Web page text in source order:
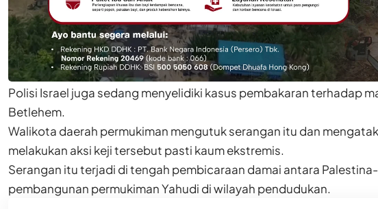
Polisi Israel juga sedang menyelidiki kasus pembakaran terhadap
Betlehem.
Walikota daerah permukiman mengutuk serangan itu dan
melakukan aksi keji tersebut pasti kaum ekstremis.
Serangan itu terjadi di tengah pembicaraan damai antara
pembangunan permukiman Yahudi di wilayah pendudukan.